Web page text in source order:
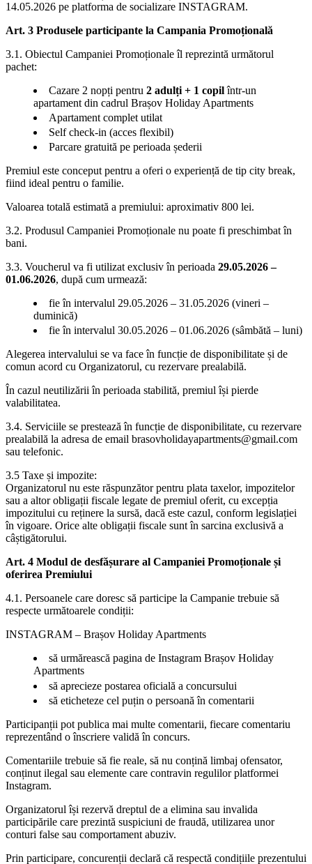
14.05.2026 pe platforma de socializare INSTAGRAM.
Art. 3 Produsele participante la Campania Promoțională
3.1. Obiectul Campaniei Promoționale îl reprezintă următorul
pachet:
Cazare 2 nopți pentru 2 adulți + 1 copilîntr-un
apartament din cadrul Brașov Holiday Apartments
Apartament complet utilat
Self check-in (acces flexibil)
Parcare gratuită pe perioada șederii
Premiul este conceput pentru a oferi o experiență de tip city break,
fiind ideal pentru o familie.
Valoarea totală estimată a premiului: aproximativ 800 lei.
3.2. Produsul Campaniei Promoționale nu poate fi preschimbat în
bani.
3.3. Voucherul va fi utilizat exclusiv în perioada 29.05.2026 –
01.06.2026, după cum urmează:
fie în intervalul 29.05.2026 – 31.05.2026 (vineri –
duminică)
fie în intervalul 30.05.2026 – 01.06.2026 (sâmbătă – luni)
Alegerea intervalului se va face în funcție de disponibilitate și de
comun acord cu Organizatorul, cu rezervare prealabilă.
În cazul neutilizării în perioada stabilită, premiul își pierde
valabilitatea.
3.4. Serviciile se prestează în funcție de disponibilitate, cu rezervare
prealabilă la adresa de email brasovholidayapartments@gmail.com
sau telefonic.
3.5 Taxe și impozite:
Organizatorul nu este răspunzător pentru plata taxelor, impozitelor
sau a altor obligații fiscale legate de premiul oferit, cu excepția
impozitului cu reținere la sursă, dacă este cazul, conform legislației
în vigoare. Orice alte obligații fiscale sunt în sarcina exclusivă a
câștigătorului.
Art. 4 Modul de desfășurare al Campaniei Promoționale și
oferirea Premiului
4.1. Persoanele care doresc să participe la Campanie trebuie să
respecte următoarele condiții:
INSTAGRAM – Brașov Holiday Apartments
să urmărească pagina de Instagram Brașov Holiday
Apartments
să aprecieze postarea oficială a concursului
să eticheteze cel puțin o persoană în comentarii
Participanții pot publica mai multe comentarii, fiecare comentariu
reprezentând o înscriere validă în concurs.
Comentariile trebuie să fie reale, să nu conțină limbaj ofensator,
conținut ilegal sau elemente care contravin regulilor platformei
Instagram.
Organizatorul își rezervă dreptul de a elimina sau invalida
participările care prezintă suspiciuni de fraudă, utilizarea unor
conturi false sau comportament abuziv.
Prin participare, concurenții declară că respectă condițiile prezentului